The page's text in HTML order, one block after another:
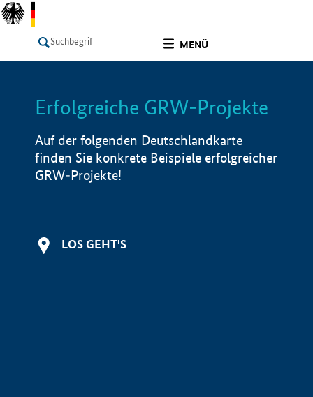
MENÜ
LISTE Info
Erfolgreiche GRW-Projekte
Auf der folgenden Deutschlandkarte
finden Sie konkrete Beispiele erfolgreicher
GRW-Projekte!
LOS GEHT'S